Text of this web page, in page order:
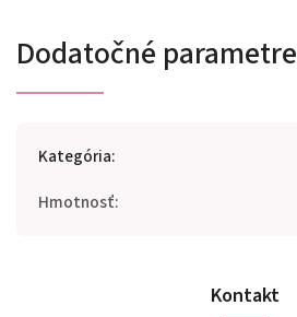
Dodatočné parametre
Kategória:
Hmotnosť:
Kontakt